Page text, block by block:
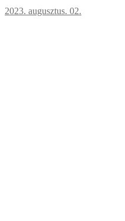
2023. augusztus. 02.